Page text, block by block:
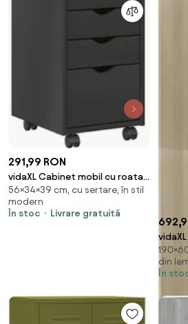
291,99 RON
vidaXL Cabinet mobil cu roata
Gri 34 x 39 x 56 cm Lemn masiv
de pin
56×34×39 cm, cu sertare, în stil
modern
În stoc
Livrare gratuită
din
În